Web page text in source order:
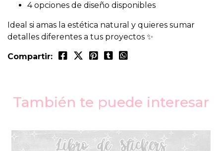
4 opciones de diseño disponibles
Ideal si amas la estética natural y quieres sumar
detalles diferentes a tus proyectos ✨
Compartir:
También te puede interesar